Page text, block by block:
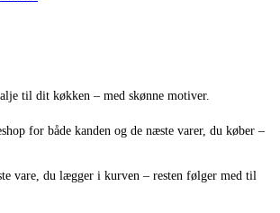
til dit køkken – med skønne motiver.
for både kanden og de næste varer, du køber –
vare, du lægger i kurven – resten følger med til